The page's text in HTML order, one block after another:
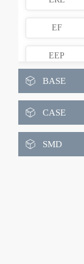
EF
EEP
EI
ET
EIW
BASE
CASE
SMD